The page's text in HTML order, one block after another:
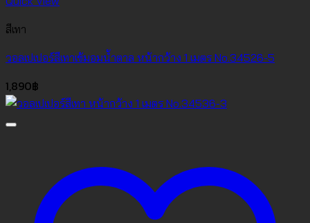
สีเทา
วอลเปเปอร์สีเทาเข้มอมน้ำตาล หน้ากว้าง 1 เมตร No.34526-5
1,890฿